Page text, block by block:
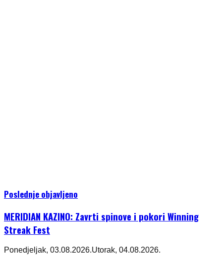
Poslednje objavljeno
MERIDIAN KAZINO: Zavrti spinove i pokori Winning
Streak Fest
Ponedjeljak, 03.08.2026.Utorak, 04.08.2026.